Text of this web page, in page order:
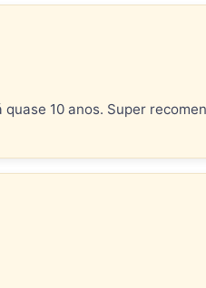
10 anos. Super